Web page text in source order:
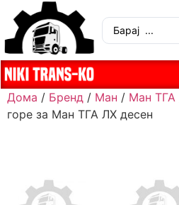
Дома / Бренд / Ман / Ман ТГА
горе за Ман ТГА ЛХ десен